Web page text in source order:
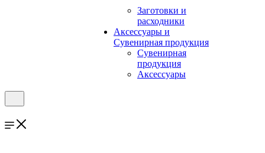
Заготовки и
расходники
Аксессуары и
Сувенирная продукция
Сувенирная
продукция
Аксессуары